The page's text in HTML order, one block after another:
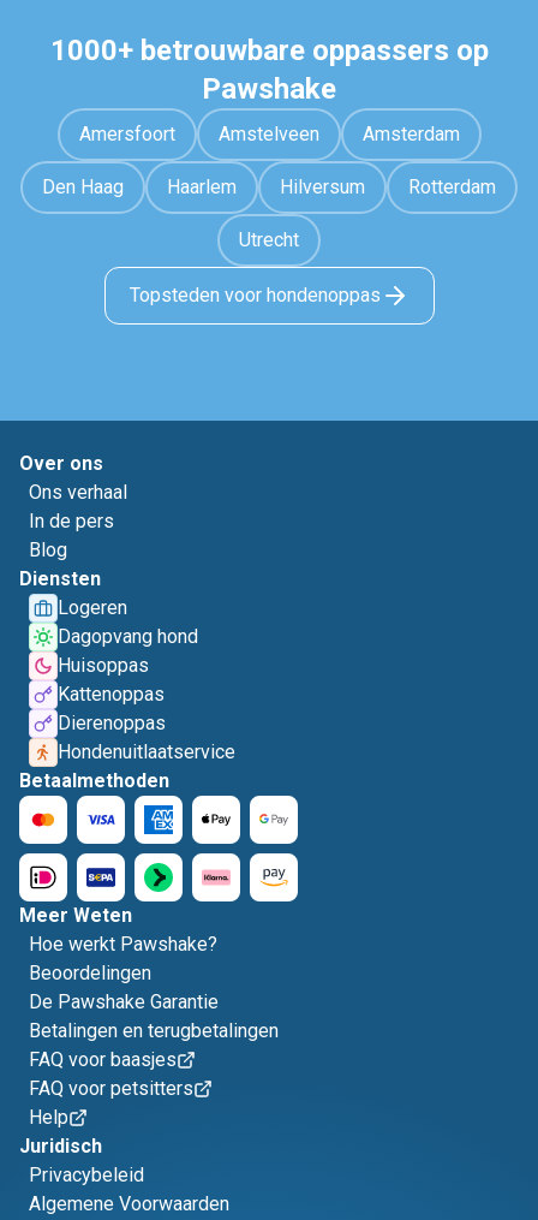
1000+ betrouwbare oppassers op
Pawshake
Amersfoort Amstelveen Amsterdam
Den Haag Haarlem Hilversum Rotterdam
Utrecht
Topsteden voor hondenoppas
Over ons
Ons verhaal
In de pers
Blog
Diensten
Logeren
Dagopvang hond
Huisoppas
Kattenoppas
Dierenoppas
Hondenuitlaatservice
Betaalmethoden
Meer Weten
Hoe werkt Pawshake?
Beoordelingen
De Pawshake Garantie
Betalingen en terugbetalingen
FAQ voor baasjes
FAQ voor petsitters
Help
Juridisch
Privacybeleid
Algemene Voorwaarden